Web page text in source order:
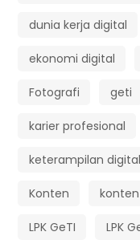
dunia kerja digital
ekonomi digital
Fotografi geti
karier profesional
keterampilan digital
Konten
LPK GeTI LPK